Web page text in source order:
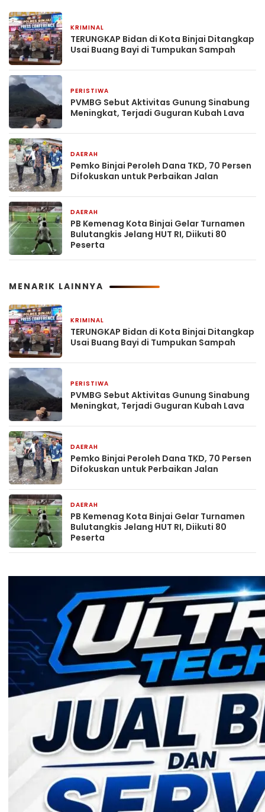
KRIMINAL
TERUNGKAP Bidan di Kota Binjai Ditangkap
Usai Buang Bayi di Tumpukan Sampah
PERISTIWA
PVMBG Sebut Aktivitas Gunung Sinabung
Meningkat, Terjadi Guguran Kubah Lava
DAERAH
Pemko Binjai Peroleh Dana TKD, 70 Persen
Difokuskan untuk Perbaikan Jalan
DAERAH
PB Kemenag Kota Binjai Gelar Turnamen
Bulutangkis Jelang HUT RI, Diikuti 80
Peserta
MENARIK LAINNYA
KRIMINAL
TERUNGKAP Bidan di Kota Binjai Ditangkap
Usai Buang Bayi di Tumpukan Sampah
PERISTIWA
PVMBG Sebut Aktivitas Gunung Sinabung
Meningkat, Terjadi Guguran Kubah Lava
DAERAH
Pemko Binjai Peroleh Dana TKD, 70 Persen
Difokuskan untuk Perbaikan Jalan
DAERAH
PB Kemenag Kota Binjai Gelar Turnamen
Bulutangkis Jelang HUT RI, Diikuti 80
Peserta